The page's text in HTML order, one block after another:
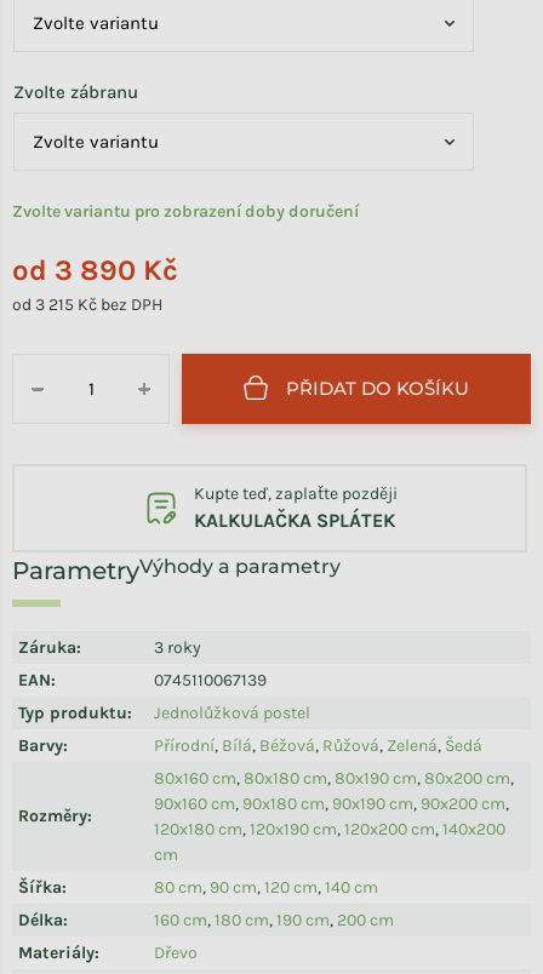
od 3 890 Kč
od 3 215 Kč bez DPH
Zvolte variantu pro zobrazení doby doručení
Zvolte zábranu
+
− PŘIDAT DO KOŠÍKU
Výhody a parametry
Záruka:
3 roky
EAN:
0745110067139
Typ produktu:
Jednolůžková postel
Barvy: Přírodní, Bílá, Béžová, Růžová, Zelená, Šedá
Rozměry:
80x160 cm,80x180 cm,80x190 cm,80x200 cm,
90x160 cm, 90x180 cm, 90x190 cm, 90x200 cm,
120x180 cm,120x190 cm,120x200 cm,140x200
cm
Šířka: 80 cm, 90 cm,120 cm,140 cm
Délka: 160 cm,180 cm,190 cm, 200 cm
Materiály:
Dřevo
Kupte teď, zaplaťte později
KALKULAČKA SPLÁTEK